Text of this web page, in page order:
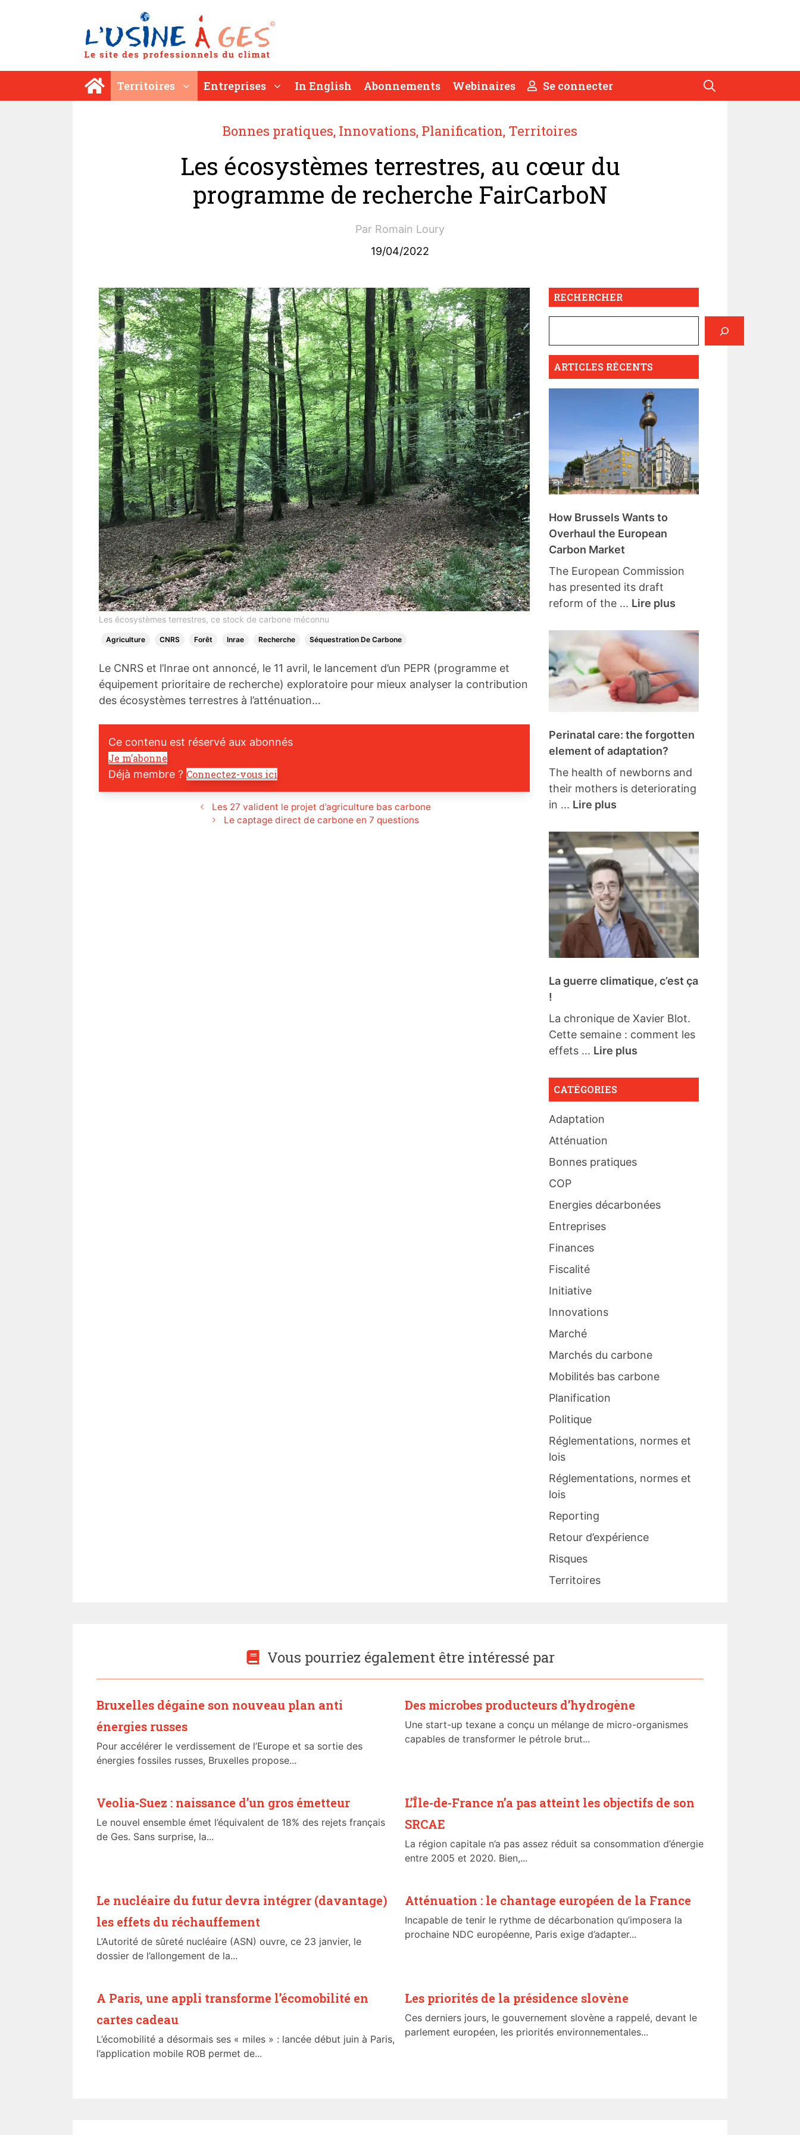
Territoires Entreprises In English Abonnements Webinaires Se connecter
Bonnes pratiques, Innovations, Planification, Territoires
Les écosystèmes terrestres, au cœur du
programme de recherche FairCarboN
Par Romain Loury
19/04/2022
Les écosystèmes terrestres, ce stock de carbone méconnu
Agriculture CNRS Forêt Inrae Recherche Séquestration De Carbone
Le CNRS et l’Inrae ont annoncé, le 11 avril, le lancement d’un PEPR (programme et
équipement prioritaire de recherche) exploratoire pour mieux analyser la contribution
des écosystèmes terrestres à l’atténuation…
Ce contenu est réservé aux abonnés
Je m’abonne
Déjà membre ? Connectez-vous ici
Les 27 valident le projet d’agriculture bas carbone
Le captage direct de carbone en 7 questions
RECHERCHER
ARTICLES RÉCENTS
How Brussels Wants to
Overhaul the European
Carbon Market
The European Commission
has presented its draft
reform of the ... Lire plus
Perinatal care: the forgotten
element of adaptation?
The health of newborns and
their mothers is deteriorating
in ... Lire plus
La guerre climatique, c’est ça
!
La chronique de Xavier Blot.
Cette semaine : comment les
effets ... Lire plus
CATÉGORIES
Adaptation
Atténuation
Bonnes pratiques
COP
Energies décarbonées
Entreprises
Finances
Fiscalité
Initiative
Innovations
Marché
Marchés du carbone
Mobilités bas carbone
Planification
Politique
Réglementations, normes et
lois
Réglementations, normes et
lois
Reporting
Retour d’expérience
Risques
Territoires
Vous pourriez également être intéressé par
Bruxelles dégaine son nouveau plan anti
énergies russes
Pour accélérer le verdissement de l’Europe et sa sortie des
énergies fossiles russes, Bruxelles propose...
Des microbes producteurs d’hydrogène
Une start-up texane a conçu un mélange de micro-organismes
capables de transformer le pétrole brut...
Veolia-Suez : naissance d’un gros émetteur
Le nouvel ensemble émet l’équivalent de 18% des rejets français
de Ges. Sans surprise, la...
L’Île-de-France n’a pas atteint les objectifs de son
SRCAE
La région capitale n’a pas assez réduit sa consommation d’énergie
entre 2005 et 2020. Bien,...
Le nucléaire du futur devra intégrer (davantage)
les effets du réchauffement
L’Autorité de sûreté nucléaire (ASN) ouvre, ce 23 janvier, le
dossier de l’allongement de la...
Atténuation : le chantage européen de la France
Incapable de tenir le rythme de décarbonation qu’imposera la
prochaine NDC européenne, Paris exige d’adapter...
A Paris, une appli transforme l’écomobilité en
cartes cadeau
L’écomobilité a désormais ses « miles » : lancée début juin à Paris,
l’application mobile ROB permet de...
Les priorités de la présidence slovène
Ces derniers jours, le gouvernement slovène a rappelé, devant le
parlement européen, les priorités environnementales...